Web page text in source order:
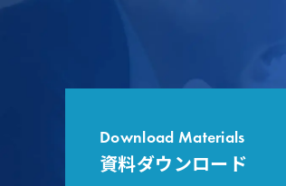
Download Materials
資料ダウンロード